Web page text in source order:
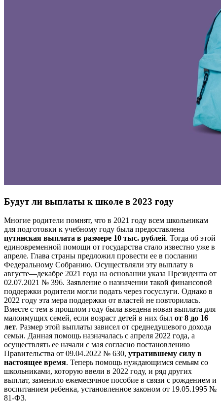
Будут ли выплаты к школе в 2023 году
Многие родители помнят, что в 2021 году всем школьникам
для подготовки к учебному году была предоставлена
путинская выплата в размере 10 тыс. рублей. Тогда об этой
единовременной помощи от государства стало известно уже в
апреле. Глава страны предложил провести ее в послании
Федеральному Собранию. Осуществляли эту выплату в
августе—декабре 2021 года на основании указа Президента от
02.07.2021 № 396. Заявление о назначении такой финансовой
поддержки родители могли подать через госуслуги. Однако в
2022 году эта мера поддержки от властей не повторилась.
Вместе с тем в прошлом году была введена новая выплата для
малоимущих семей, если возраст детей в них был от 8 до 16
лет. Размер этой выплаты зависел от среднедушевого дохода
семьи. Данная помощь назначалась с апреля 2022 года, а
осуществлять ее начали с мая согласно постановлению
Правительства от 09.04.2022 № 630, утратившему силу в
настоящее время. Теперь помощь нуждающимся семьям со
школьниками, которую ввели в 2022 году, и ряд других
выплат, заменило ежемесячное пособие в связи с рождением и
воспитанием ребенка, установленное законом от 19.05.1995 №
81-ФЗ.